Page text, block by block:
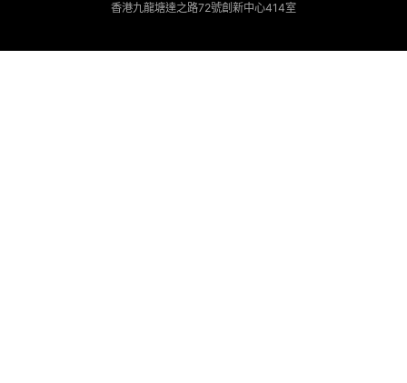
香港九龍塘達之路72號創新中心414室